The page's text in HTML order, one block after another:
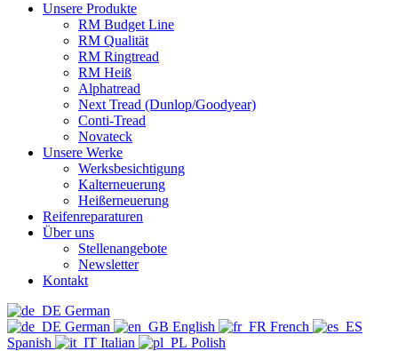
Unsere Produkte
RM Budget Line
RM Qualität
RM Ringtread
RM Heiß
Alphatread
Next Tread (Dunlop/Goodyear)
Conti-Tread
Novateck
Unsere Werke
Werksbesichtigung
Kalterneuerung
Heißerneuerung
Reifenreparaturen
Über uns
Stellenangebote
Newsletter
Kontakt
German
German
English
French
Spanish
Italian Polish